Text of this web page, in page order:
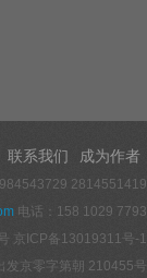
联系我们 成为作者
2814551419
电话：158 1029 7793
京ICP备13019311号-1
发京零字第朝 210455号